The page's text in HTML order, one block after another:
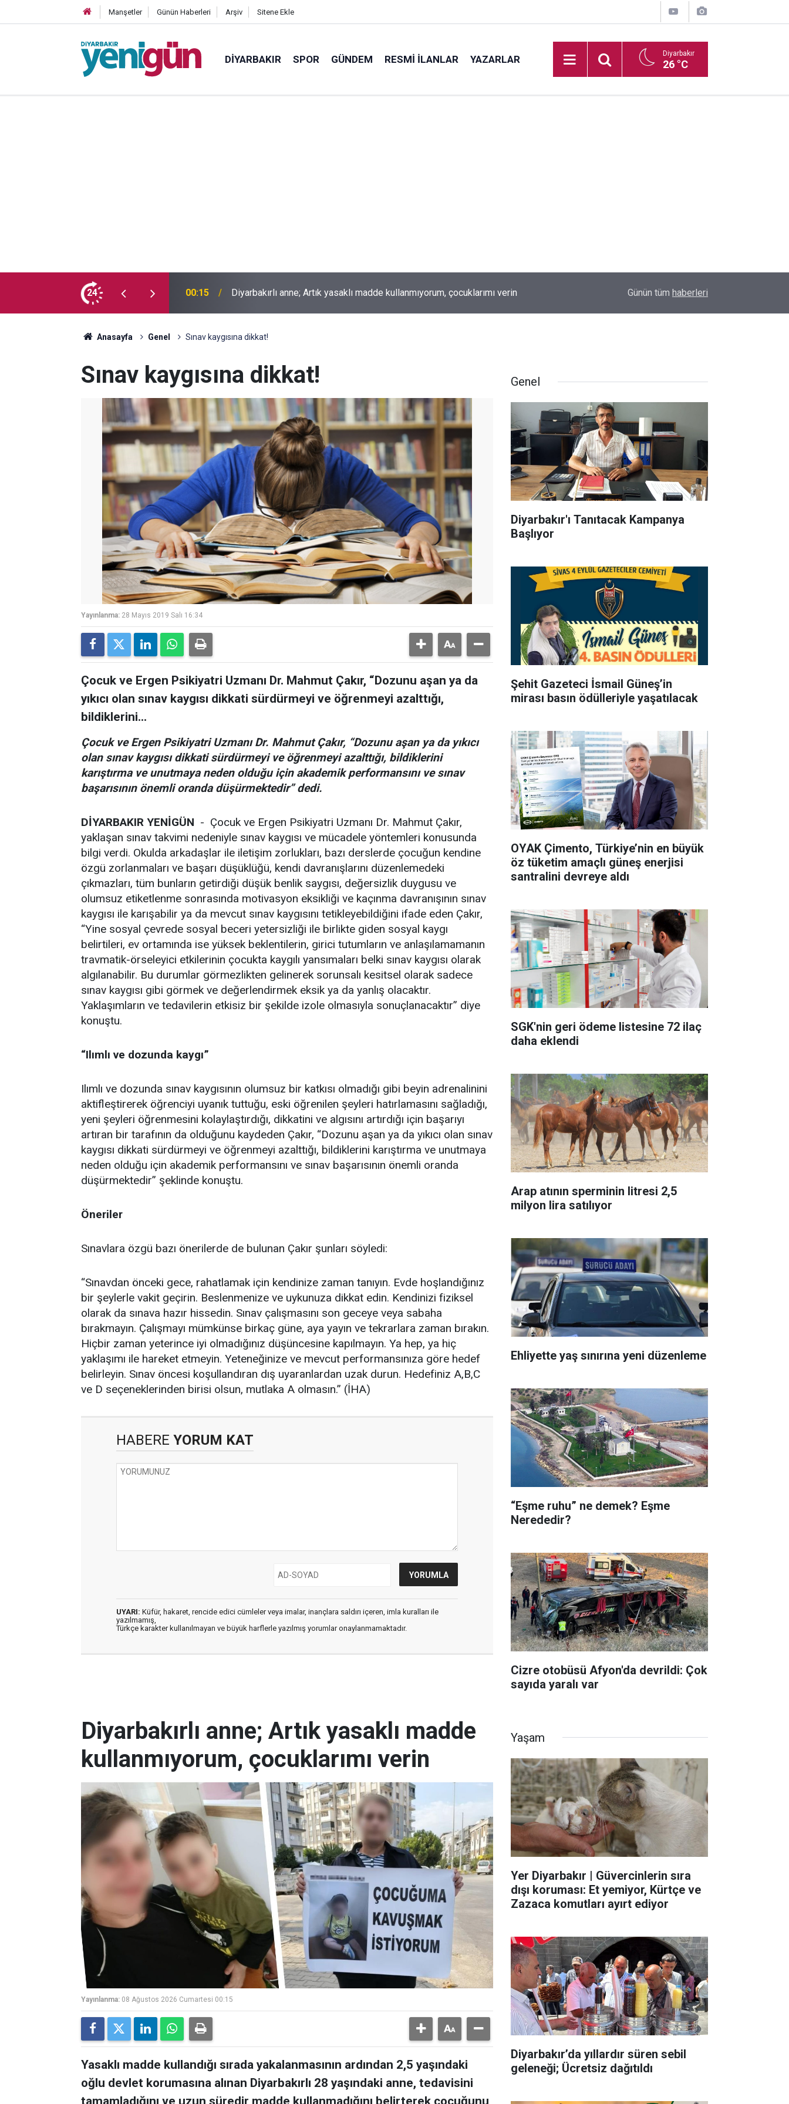
Manşetler Günün Haberleri Arşiv Sitene Ekle
DIYARBAKIR SPOR GÜNDEM RESMI İLANLAR YAZARLAR Diyarbakır
26 °C
24
kullanmıyorum, çocuklarımı verin 00:05 Mesut Çokur yazdı; Gelecek Yolda mı Kaldı? Barış Ünal yazdı; Silahlar susarsa gelecek
Günün tüm haberleri
Anasayfa Genel Sınav kaygısına dikkat!
Sınav kaygısına dikkat!
Yayınlanma: 28 Mayıs 2019 Salı 16:34
Çocuk ve Ergen Psikiyatri Uzmanı Dr. Mahmut Çakır, “Dozunu aşan ya da
yıkıcı olan sınav kaygısı dikkati sürdürmeyi ve öğrenmeyi azalttığı,
bildiklerini...
Çocuk ve Ergen Psikiyatri Uzmanı Dr. Mahmut Çakır, “Dozunu aşan ya da yıkıcı
olan sınav kaygısı dikkati sürdürmeyi ve öğrenmeyi azalttığı, bildiklerini
karıştırma ve unutmaya neden olduğu için akademik performansını ve sınav
başarısının önemli oranda düşürmektedir” dedi.
DİYARBAKIR YENİGÜN - Çocuk ve Ergen Psikiyatri Uzmanı Dr. Mahmut Çakır,
yaklaşan sınav takvimi nedeniyle sınav kaygısı ve mücadele yöntemleri konusunda
bilgi verdi. Okulda arkadaşlar ile iletişim zorlukları, bazı derslerde çocuğun kendine
özgü zorlanmaları ve başarı düşüklüğü, kendi davranışlarını düzenlemedeki
çıkmazları, tüm bunların getirdiği düşük benlik saygısı, değersizlik duygusu ve
olumsuz etiketlenme sonrasında motivasyon eksikliği ve kaçınma davranışının sınav
kaygısı ile karışabilir ya da mevcut sınav kaygısını tetikleyebildiğini ifade eden Çakır,
“Yine sosyal çevrede sosyal beceri yetersizliği ile birlikte giden sosyal kaygı
belirtileri, ev ortamında ise yüksek beklentilerin, girici tutumların ve anlaşılamamanın
travmatik-örseleyici etkilerinin çocukta kaygılı yansımaları belki sınav kaygısı olarak
algılanabilir. Bu durumlar görmezlikten gelinerek sorunsalı kesitsel olarak sadece
sınav kaygısı gibi görmek ve değerlendirmek eksik ya da yanlış olacaktır.
Yaklaşımların ve tedavilerin etkisiz bir şekilde izole olmasıyla sonuçlanacaktır” diye
konuştu.
“Ilımlı ve dozunda kaygı”
Ilımlı ve dozunda sınav kaygısının olumsuz bir katkısı olmadığı gibi beyin adrenalinini
aktifleştirerek öğrenciyi uyanık tuttuğu, eski öğrenilen şeyleri hatırlamasını sağladığı,
yeni şeyleri öğrenmesini kolaylaştırdığı, dikkatini ve algısını artırdığı için başarıyı
artıran bir tarafının da olduğunu kaydeden Çakır, “Dozunu aşan ya da yıkıcı olan sınav
kaygısı dikkati sürdürmeyi ve öğrenmeyi azalttığı, bildiklerini karıştırma ve unutmaya
neden olduğu için akademik performansını ve sınav başarısının önemli oranda
düşürmektedir” şeklinde konuştu.
Öneriler
Sınavlara özgü bazı önerilerde de bulunan Çakır şunları söyledi:
“Sınavdan önceki gece, rahatlamak için kendinize zaman tanıyın. Evde hoşlandığınız
bir şeylerle vakit geçirin. Beslenmenize ve uykunuza dikkat edin. Kendinizi fiziksel
olarak da sınava hazır hissedin. Sınav çalışmasını son geceye veya sabaha
bırakmayın. Çalışmayı mümkünse birkaç güne, aya yayın ve tekrarlara zaman bırakın.
Hiçbir zaman yeterince iyi olmadığınız düşüncesine kapılmayın. Ya hep, ya hiç
yaklaşımı ile hareket etmeyin. Yeteneğinize ve mevcut performansınıza göre hedef
belirleyin. Sınav öncesi koşullandıran dış uyaranlardan uzak durun. Hedefiniz A,B,C
ve D seçeneklerinden birisi olsun, mutlaka A olmasın.” (İHA)
HABERE YORUM KAT
UYARI: Küfür, hakaret, rencide edici cümleler veya imalar, inançlara saldırı içeren, imla kuralları ile
yazılmamış,
Türkçe karakter kullanılmayan ve büyük harflerle yazılmış yorumlar onaylanmamaktadır.
Genel
Diyarbakır'ı Tanıtacak Kampanya
Başlıyor
Şehit Gazeteci İsmail Güneş’in
mirası basın ödülleriyle yaşatılacak
OYAK Çimento, Türkiye’nin en büyük
öz tüketim amaçlı güneş enerjisi
santralini devreye aldı
SGK'nin geri ödeme listesine 72 ilaç
daha eklendi
Arap atının sperminin litresi 2,5
milyon lira satılıyor
Ehliyette yaş sınırına yeni düzenleme
“Eşme ruhu” ne demek? Eşme
Nerededir?
Cizre otobüsü Afyon'da devrildi: Çok
sayıda yaralı var
Diyarbakırlı anne; Artık yasaklı madde
kullanmıyorum, çocuklarımı verin
Yayınlanma: 08 Ağustos 2026 Cumartesi 00:15
Yasaklı madde kullandığı sırada yakalanmasının ardından 2,5 yaşındaki
oğlu devlet korumasına alınan Diyarbakırlı 28 yaşındaki anne, tedavisini
tamamladığını ve uzun süredir madde kullanmadığını belirterek çocuğunu
Yaşam
Yer Diyarbakır | Güvercinlerin sıra
dışı koruması: Et yemiyor, Kürtçe ve
Zazaca komutları ayırt ediyor
Diyarbakır’da yıllardır süren sebil
geleneği; Ücretsiz dağıtıldı